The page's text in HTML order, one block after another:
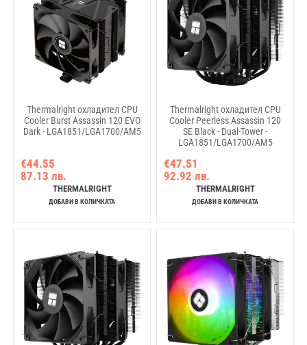
Thermalright охладител CPU
Cooler Burst Assassin 120 EVO
Dark - LGA1851/LGA1700/AM5
€44.55
87.13 лв.
THERMALRIGHT
ДОБАВИ В КОЛИЧКАТА
Thermalright охладител CPU
Cooler Peerless Assassin 120
SE Black - Dual-Tower -
LGA1851/LGA1700/AM5
€47.51
92.92 лв.
THERMALRIGHT
ДОБАВИ В КОЛИЧКАТА